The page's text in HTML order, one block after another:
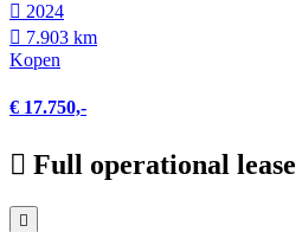
2024
7.903 km
Kopen
€ 17.750,-
Full operational lease